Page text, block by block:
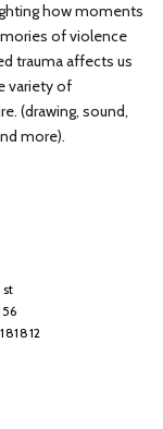
how moments
of violence
trauma affects us
variety of
(drawing, sound,
more).